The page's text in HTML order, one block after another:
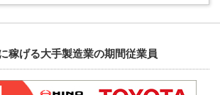
稼げる大手製造業の期間従業員